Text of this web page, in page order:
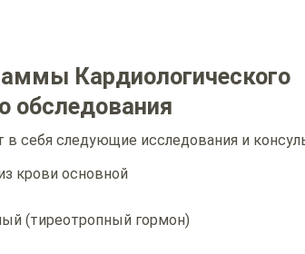
Кардиологического
обследования
себя следующие исследования и
крови основной
(тиреотропный гормон)